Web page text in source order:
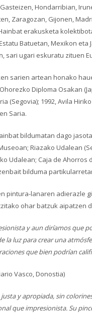
Hondarribian,
Zaragozan, Gijonen,
erakusketa
Batuetan, Mexikon eta
sari ugari eskuratu zituen
sarien artean honako
Diploma Osakan
(Segovia); 1992, Avila
Saria.
bildumatan dago
Riazako Udalean
Udalean; Caja de Ahorros
bilduma
pintura-lanaren adierazle
ohar batzuk aipatzen
y aun diríamos que
la luz para crear una
que bien podrían
Vasco, Donostia)
y apropiada, sin
que impresionista. Su